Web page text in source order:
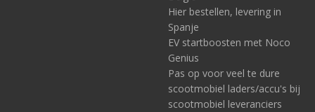
Hier bestellen, levering in
Spanje
EV startboosten met Noco
Genius
Pas op voor veel te dure
scootmobiel laders/accu's bij
scootmobiel leveranciers